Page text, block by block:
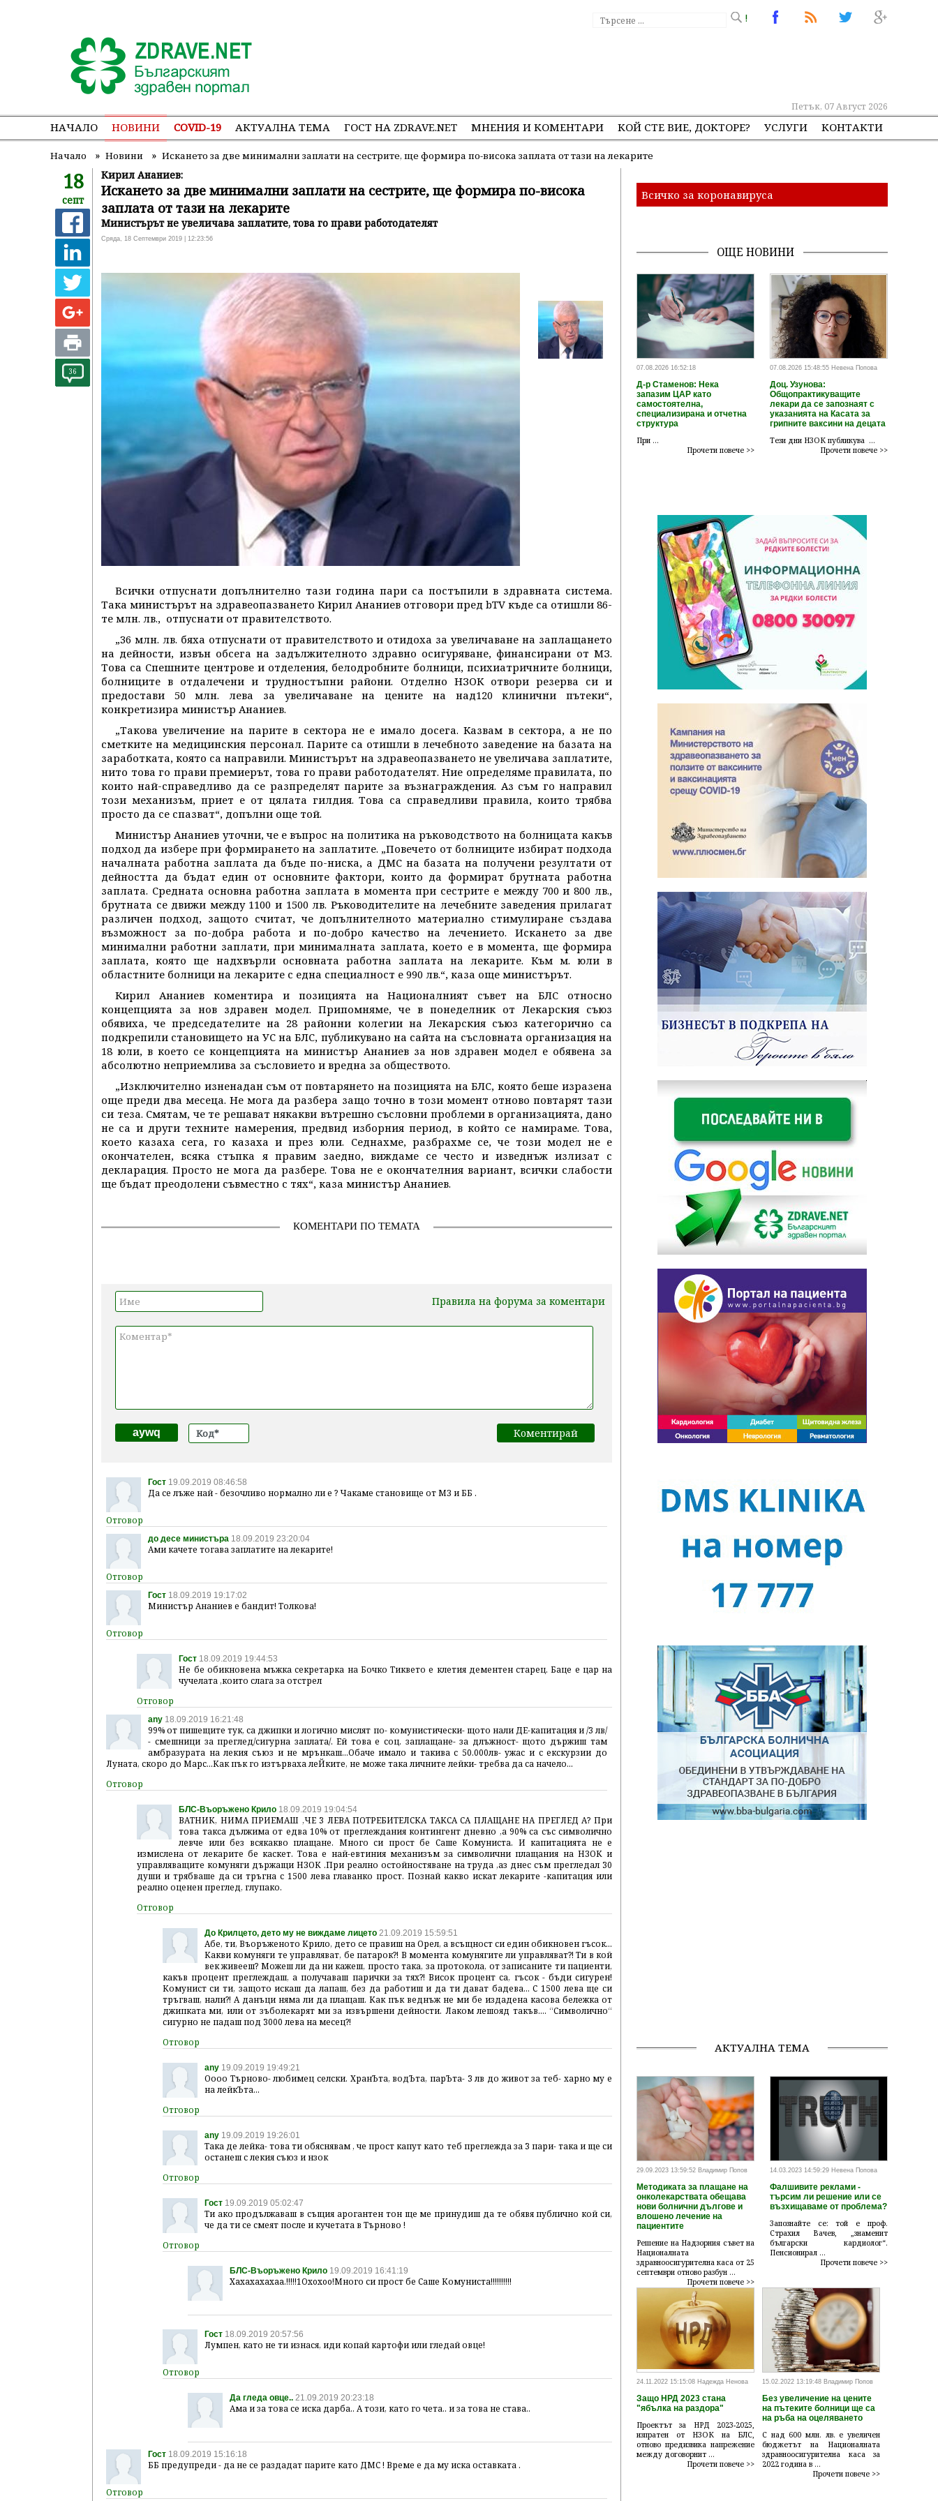
!
Петък, 07 Август 2026
НАЧАЛО НОВИНИ COVID-19 АКТУАЛНА ТЕМА ГОСТ НА ZDRAVE.NET МНЕНИЯ И КОМЕНТАРИ КОЙ СТЕ ВИЕ, ДОКТОРЕ? УСЛУГИ КОНТАКТИ
Начало » Новини » Искането за две минимални заплати на сестрите, ще формира по-висока заплата от тази на лекарите
18
септ
36
Кирил Ананиев:
Искането за две минимални заплати на сестрите, ще формира по-висока
заплата от тази на лекарите
Министърът не увеличава заплатите, това го прави работодателят
Сряда, 18 Септември 2019 | 12:23:56
Всички отпуснати допълнително тази година пари са постъпили в здравната система.
Така министърът на здравеопазването Кирил Ананиев отговори пред bTV къде са отишли 86-
те млн. лв., отпуснати от правителството.
„36 млн. лв. бяха отпуснати от правителството и отидоха за увеличаване на заплащането
на дейности, извън обсега на задължителното здравно осигуряване, финансирани от МЗ.
Това са Спешните центрове и отделения, белодробните болници, психиатричните болници,
болниците в отдалечени и трудностъпни райони. Отделно НЗОК отвори резерва си и
предостави 50 млн. лева за увеличаване на цените на над120 клинични пътеки“,
конкретизира министър Ананиев.
„Такова увеличение на парите в сектора не е имало досега. Казвам в сектора, а не по
сметките на медицинския персонал. Парите са отишли в лечебното заведение на базата на
заработката, която са направили. Министърът на здравеопазването не увеличава заплатите,
нито това го прави премиерът, това го прави работодателят. Ние определяме правилата, по
които най-справедливо да се разпределят парите за възнаграждения. Аз съм го направил
този механизъм, приет е от цялата гилдия. Това са справедливи правила, които трябва
просто да се спазват“, допълни още той.
Министър Ананиев уточни, че е въпрос на политика на ръководството на болницата какъв
подход да избере при формирането на заплатите. „Повечето от болниците избират подхода
началната работна заплата да бъде по-ниска, а ДМС на базата на получени резултати от
дейността да бъдат един от основните фактори, които да формират брутната работна
заплата. Средната основна работна заплата в момента при сестрите е между 700 и 800 лв.,
брутната се движи между 1100 и 1500 лв. Ръководителите на лечебните заведения прилагат
различен подход, защото считат, че допълнителното материално стимулиране създава
възможност за по-добра работа и по-добро качество на лечението. Искането за две
минимални работни заплати, при минималната заплата, което е в момента, ще формира
заплата, която ще надхвърли основната работна заплата на лекарите. Към м. юли в
областните болници на лекарите с една специалност е 990 лв.“, каза още министърът.
Кирил Ананиев коментира и позицията на Националният съвет на БЛС относно
концепцията за нов здравен модел. Припомняме, че в понеделник от Лекарския съюз
обявиха, че председателите на 28 районни колегии на Лекарския съюз категорично са
подкрепили становището на УС на БЛС, публикувано на сайта на съсловната организация на
18 юли, в което се концепцията на министър Ананиев за нов здравен модел е обявена за
абсолютно неприемлива за съсловието и вредна за обществото.
„Изключително изненадан съм от повтарянето на позицията на БЛС, която беше изразена
още преди два месеца. Не мога да разбера защо точно в този момент отново повтарят тази
си теза. Смятам, че те решават някакви вътрешно съсловни проблеми в организацията, дано
не са и други техните намерения, предвид изборния период, в който се намираме. Това,
което казаха сега, го казаха и през юли. Седнахме, разбрахме се, че този модел не е
окончателен, всяка стъпка я правим заедно, виждаме се често и изведнъж излизат с
декларация. Просто не мога да разбере. Това не е окончателния вариант, всички слабости
ще бъдат преодолени съвместно с тях“, каза министър Ананиев.
КОМЕНТАРИ ПО ТЕМАТА
Правила на форума за коментари
aywq
Гост 19.09.2019 08:46:58
Да се лъже най - безочливо нормално ли е ? Чакаме становище от МЗ и ББ .
до десе министъра 18.09.2019 23:20:04
Ами качете тогава заплатите на лекарите!
Гост 18.09.2019 19:17:02
Министър Ананиев е бандит! Толкова!
Гост 18.09.2019 19:44:53
Не бе обикновена мъжка секретарка на Бочко Тиквето е клетия дементен старец. Баце е цар на
чучелата ,които слага за отстрел
any 18.09.2019 16:21:48
99% от пишещите тук, са джипки и логично мислят по- комунистически- щото нали ДЕ-капитация и /3 лв/
- смешници за преглед/сигурна заплата/. Ей това е соц. заплащане- за длъжност- щото държиш там
амбразурата на лекия съюз и не мрънкаш...Обаче имало и такива с 50.000лв- ужас и с екскурзии до
Луната, скоро до Марс...Как пък го изтървахa леЙките, не може така личните лейки- требва да са начело...
БЛС-Въоръжено Крило 18.09.2019 19:04:54
ВАТНИК, НИМА ПРИЕМАШ ,ЧЕ 3 ЛЕВА ПОТРЕБИТЕЛСКА ТАКСА СА ПЛАЩАНЕ НА ПРЕГЛЕД А? При
това такса дължима от едва 10% от преглеждания контингент дневно ,а 90% са със символично
левче или без всякакво плащане. Много си прост бе Саше Комуниста. И капитацията не е
измислена от лекарите бе каскет. Това е най-евтиния механизъм за символични плащания на НЗОК и
управляващите комуняги държащи НЗОК .При реално остойностяване на труда ,аз днес съм прегледал 30
души и трябваше да си тръгна с 1500 лева главанко прост. Познай какво искат лекарите -капитация или
реално оценен преглед, глупако.
До Крилцето, дето му не виждаме лицето21.09.2019 15:59:51
Абе, ти, Въоръженото Крило, дето се правиш на Орел, а всъщност си един обикновен гъсок...
Какви комуняги те управляват, бе патарок?! В момента комунягите ли управляват?! Ти в кой
век живееш? Можеш ли да ни кажеш, просто така, за протокола, от записаните ти пациенти,
какъв процент преглеждаш, а получаваш парички за тях?! Висок процент са, гъсок - бъди сигурен!
Комунист си ти, защото искаш да лапаш, без да работиш и да ти дават бадева... С 1500 лева ще си
тръгваш, нали?! А данъци няма ли да плащаш. Как пък веднъж не ми бе издадена касова бележка от
джипката ми, или от зъболекарят ми за извършени дейности. Лаком лешояд такъв.... “Символично“
сигурно не падаш под 3000 лева на месец?!
any19.09.2019 19:49:21
Оооо Търново- любимец селски. ХранЪта, водЪта, парЪта- 3 лв до живот за теб- харно му е
на лейкЪта...
any19.09.2019 19:26:01
Така де лейка- това ти обяснявам , че прост капут като теб преглежда за 3 пари- така и ще си
останеш с лекия съюз и нзок
Гост19.09.2019 05:02:47
Ти ако продължаваш в същия арогантен тон ще ме принудиш да те обявя публично кой си,
че да ти се смеят после и кучетата в Търново !
БЛС-Въоръжено Крило 19.09.2019 16:41:19
Xaxaxaxaxaa.!!!!!1Oxoxoo!Много си прост бе Саше Комуниста!!!!!!!!!!
Гост18.09.2019 20:57:56
Лумпен, като не ти изнася, иди копай картофи или гледай овце!
Да гледа овце.. 21.09.2019 20:23:18
Ама и за това се иска дарба.. А този, като го чета.. и за това не става..
Гост 18.09.2019 15:16:18
ББ предупреди - да не се раздадат парите като ДМС ! Време е да му иска оставката .
Всичко за коронавируса
ОЩЕ НОВИНИ
07.08.2026 16:52:18
Д-р Стаменов: Нека
запазим ЦАР като
самостоятелна,
специализирана и отчетна
структура
При ...
Прочети повече >>
07.08.2026 15:48:55 Невена Попова
Доц. Узунова:
Общопрактикуващите
лекари да се запознаят с
указанията на Касата за
грипните ваксини на децата
Тези дни НЗОК публикува ...
Прочети повече >>
АКТУАЛНА ТЕМА
29.09.2023 13:59:52 Владимир Попов
Методиката за плащане на
онколекарствата обещава
нови болнични дългове и
влошено лечение на
пациентите
Решение на Надзорния съвет на
Националната
здравноосигурителна каса от 25
септември отново разбун ...
Прочети повече >>
14.03.2023 14:59:29 Невена Попова
Фалшивите реклами -
търсим ли решение или се
възхищаваме от проблема?
Запознайте се: той е проф.
Страхил Вачев, „знаменит
български кардиолог“.
Пенсионирал ...
Прочети повече >>
24.11.2022 15:15:08 Надежда Ненова
Защо НРД 2023 стана
"ябълка на раздора"
Проектът за НРД 2023-2025,
изпратен от НЗОК на БЛС,
отново предизвика напрежение
между договорнит ...
Прочети повече >>
15.02.2022 13:19:48 Владимир Попов
Без увеличение на цените
на пътеките болници ще са
на ръба на оцеляването
С над 600 млн. лв. е увеличен
бюджетът на Националната
здравноосигурителна каса за
2022 година в ...
Прочети повече >>